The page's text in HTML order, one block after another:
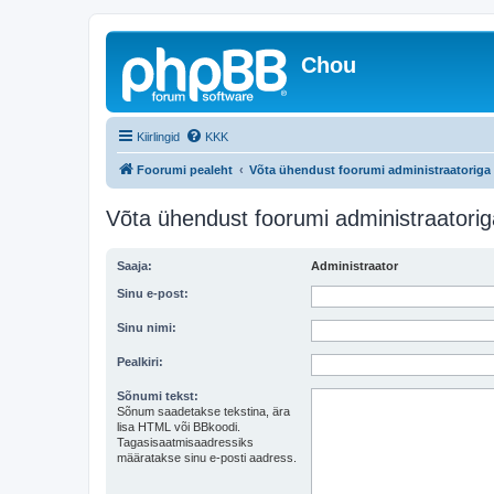
Chou
Kiirlingid KKK
Foorumi pealeht Võta ühendust foorumi administraatoriga
Võta ühendust foorumi
Saaja: Administraator
Sinu e-post:
Sinu nimi:
Pealkiri:
Sõnumi tekst:
Sõnum saadetakse tekstina, ära
lisa HTML või BBkoodi.
Tagasisaatmisaadressiks
määratakse sinu e-posti aadress.